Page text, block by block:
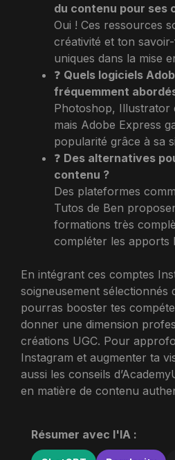
du contenu pour ses
Oui ! Ces ressources
créativité et ton
uniques dans la mise
❓ Quels logiciels
fréquemment
Photoshop, Illustrator
mais Adobe Express
popularité grâce à sa
❓ Des alternatives
contenu ?
Des plateformes
Tutos de Ben
formations très
compléter les apports
En intégrant ces comptes
soigneusement sélectionnés
pourras booster tes
donner une dimension
créations UGC. Pour
Instagram et augmenter ta
aussi les conseils
en matière de contenu
Résumer avec l'IA :